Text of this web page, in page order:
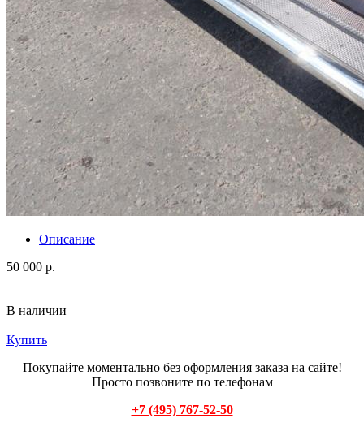
Описание
50 000 р.
В наличии
Купить
Покупайте моментально без оформления заказа на сайте!
Просто позвоните по телефонам
+7 (495) 767-52-50